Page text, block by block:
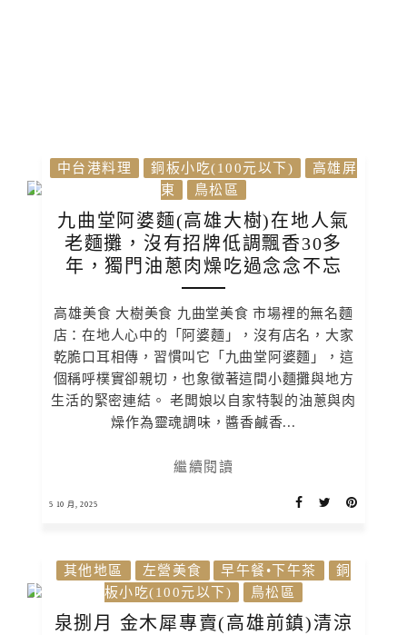
中台港料理 銅板小吃(100元以下)
高雄屏
東
鳥松區
九曲堂阿婆麵(高雄大樹)在地人氣
老麵攤，沒有招牌低調飄香30多
年，獨門油蔥肉燥吃過念念不忘
高雄美食 大樹美食 九曲堂美食 市場裡的無名麵
店：在地人心中的「阿婆麵」，沒有店名，大家
乾脆口耳相傳，習慣叫它「九曲堂阿婆麵」，這
個稱呼樸實卻親切，也象徵著這間小麵攤與地方
生活的緊密連結。 老闆娘以自家特製的油蔥與肉
燥作為靈魂調味，醬香鹹香...
繼續閱讀
5 10 月, 2025
其他地區 左營美食 早午餐•下午茶
銅
板小吃(100元以下)
鳥松區
泉捌月 金木犀專賣(高雄前鎮)清涼